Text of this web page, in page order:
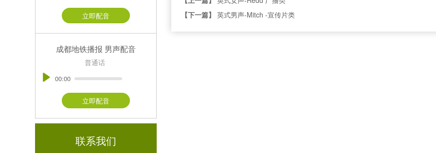
立即配音
成都地铁播报 男声配音
普通话
00:00
立即配音
联系我们
【下一篇】 英式男声-Mitch -宣传片类